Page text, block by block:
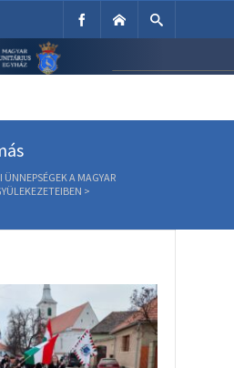
Egyház
ÜNNEPSÉGEK A MAGYAR
>